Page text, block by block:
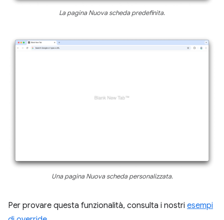
La pagina Nuova scheda predefinita.
Una pagina Nuova scheda personalizzata.
Per provare questa funzionalità, consulta i nostri esempi